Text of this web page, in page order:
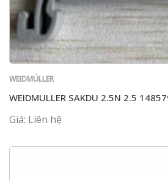
WEIDMÜLLER
WEIDMULLER SAKDU 2.5N 2.5
Giá: Liên hệ